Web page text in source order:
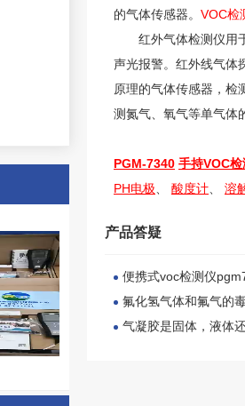
的气体传感器。 VOC检
红外气体检测仪用于
声光报警。红外线气体
原理的气体传感器，检
测氮气、氧气等单气体
PGM-7340 手持VOC检
PH电极、 酸度计、 溶
产品答疑
便携式voc检测仪
氟化氢气体和氟气的
气凝胶是固体，液体